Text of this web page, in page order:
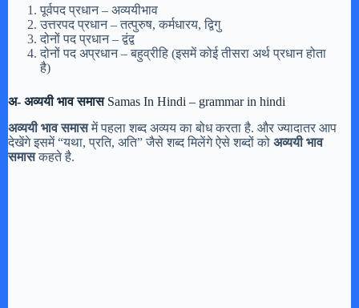
पूर्वपद प्रधान – अव्ययीभाव
उत्तरपद प्रधान – तत्पुरुष, कर्मधारय, द्विगु
दोनों पद प्रधान – द्वंद्व
दोनों पद अप्रधान – बहुव्रीहि (इसमें कोई तीसरा अर्थ प्रधान होता
है)
अ- अव्ययी भाव समासSamas In Hindi – grammar in hindi
अव्ययी भाव समासमें पहला शब्द अव्यय का बोध करता है. और ज्यादातर आप
देखेंगे इसमें “यथा, प्रति, अति” जैसे शब्द मिलेंगे ऐसे शब्दों को अव्ययी भाव
समासकहते है.